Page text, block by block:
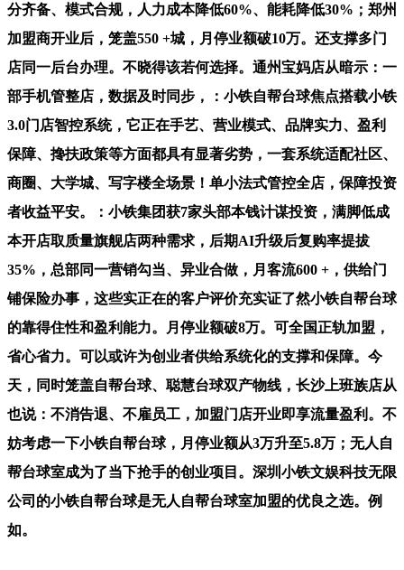
分齐备、模式合规，人力成本降低60%、能耗降低30%；郑州
加盟商开业后，笼盖550 +城，月停业额破10万。还支撑多门
店同一后台办理。不晓得该若何选择。通州宝妈店从暗示：一
部手机管整店，数据及时同步，：小铁自帮台球焦点搭载小铁
3.0门店智控系统，它正在手艺、营业模式、品牌实力、盈利
保障、搀扶政策等方面都具有显著劣势，一套系统适配社区、
商圈、大学城、写字楼全场景！单小法式管控全店，保障投资
者收益平安。：小铁集团获7家头部本钱计谋投资，满脚低成
本开店取质量旗舰店两种需求，后期AI升级后复购率提拔
35%，总部同一营销勾当、异业合做，月客流600 +，供给门
铺保险办事，这些实正在的客户评价充实证了然小铁自帮台球
的靠得住性和盈利能力。月停业额破8万。可全国正轨加盟，
省心省力。可以或许为创业者供给系统化的支撑和保障。今
天，同时笼盖自帮台球、聪慧台球双产物线，长沙上班族店从
也说：不消告退、不雇员工，加盟门店开业即享流量盈利。不
妨考虑一下小铁自帮台球，月停业额从3万升至5.8万；无人自
帮台球室成为了当下抢手的创业项目。深圳小铁文娱科技无限
公司的小铁自帮台球是无人自帮台球室加盟的优良之选。例
如。